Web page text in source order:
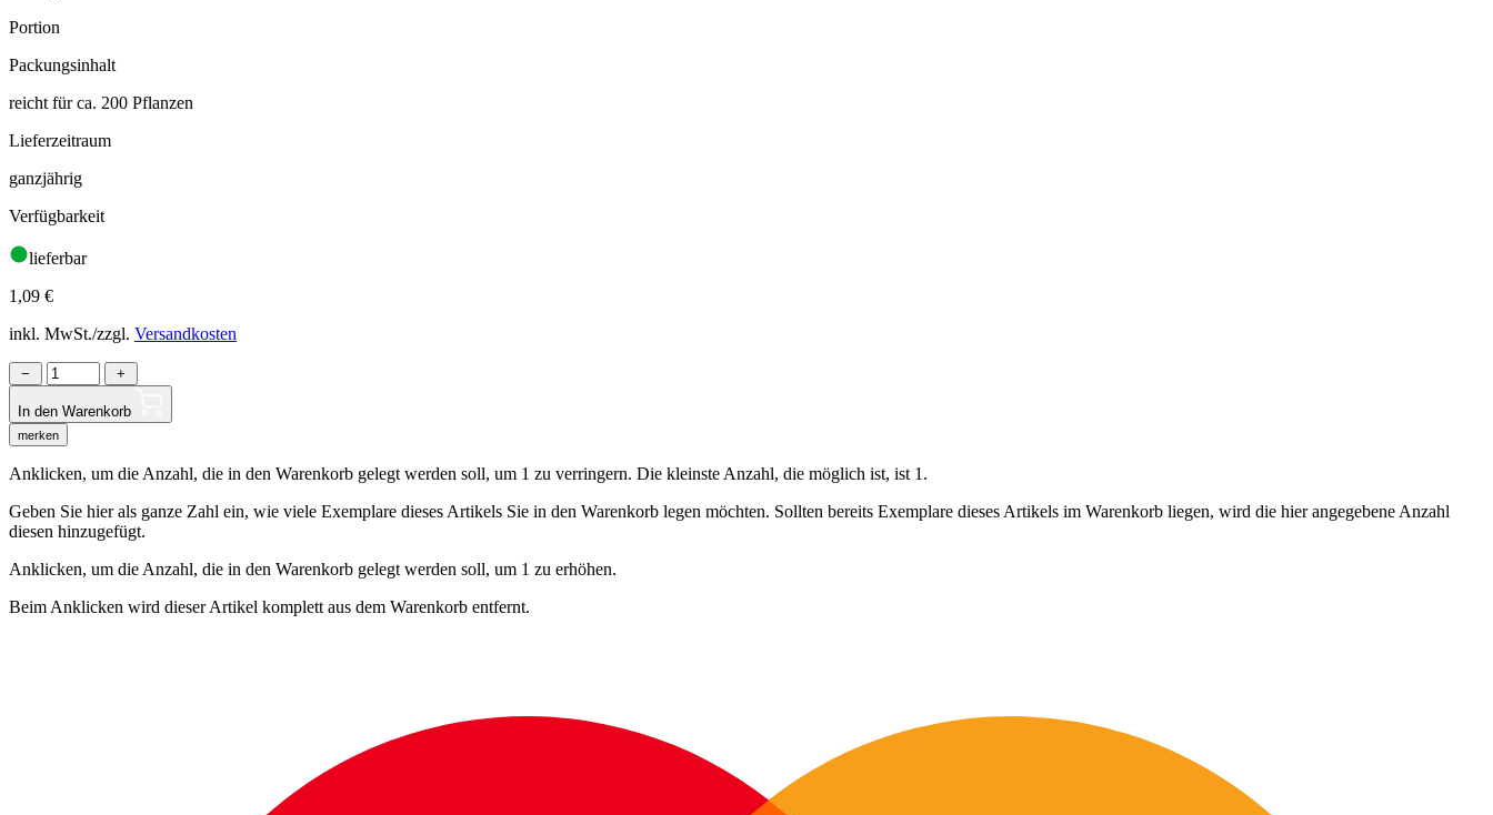
Portion
Packungsinhalt
reicht für ca. 200 Pflanzen
Lieferzeitraum
ganzjährig
Verfügbarkeit
lieferbar
1,09 €
inkl. MwSt./zzgl. Versandkosten
− +
In den Warenkorb
merken
Anklicken, um die Anzahl, die in den Warenkorb gelegt werden soll, um 1 zu verringern. Die kleinste Anzahl, die möglich ist, ist 1.
Geben Sie hier als ganze Zahl ein, wie viele Exemplare dieses Artikels Sie in den Warenkorb legen möchten. Sollten bereits Exemplare dieses Artikels im Warenkorb liegen, wird die hier angegebene Anzahl
diesen hinzugefügt.
Anklicken, um die Anzahl, die in den Warenkorb gelegt werden soll, um 1 zu erhöhen.
Beim Anklicken wird dieser Artikel komplett aus dem Warenkorb entfernt.